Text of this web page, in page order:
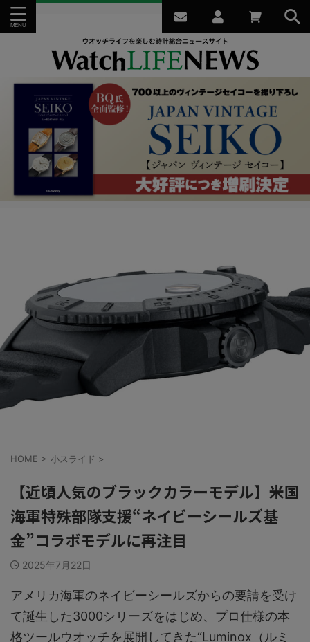
HOME > 小スライド >
【近頃人気のブラックカラーモデル】米国
海軍特殊部隊支援“ネイビーシールズ基
金”コラボモデルに再注目
2025年7月22日
アメリカ海軍のネイビーシールズからの要請を受け
て誕生した3000シリーズをはじめ、プロ仕様の本
格ツールウオッチを展開してきた“Luminox（ルミ